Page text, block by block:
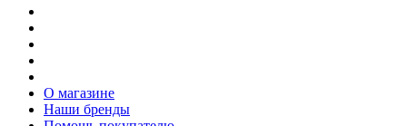
О магазине
Наши бренды